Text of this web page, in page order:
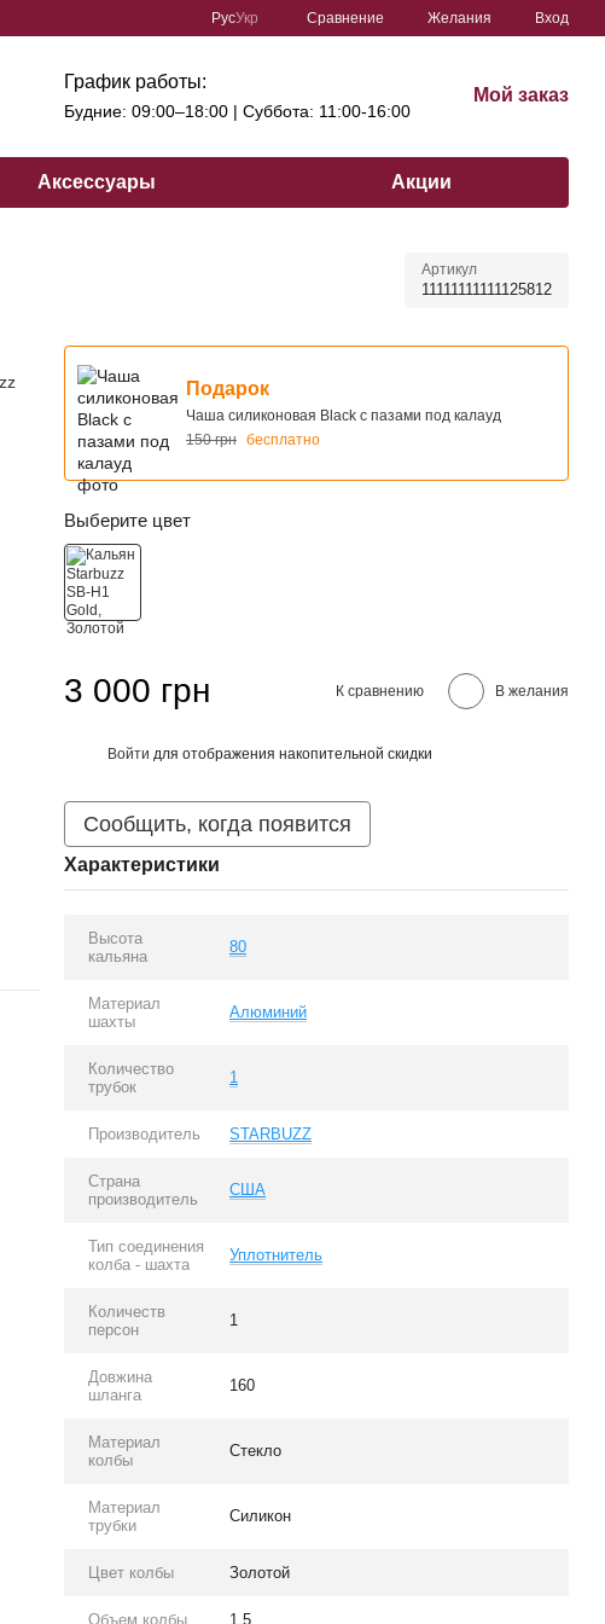
РусУкр Сравнение Желания Вход
График работы:
Будние: 09:00–18:00 | Cуббота: 11:00-16:00
Мой заказ
Аксессуары Акции
Артикул
11111111111125812
Подарок
Чаша силиконовая Black с пазами под калауд
150 грн бесплатно
Выберите цвет
3 000 грн К сравнению В желания
Войти для отображения накопительной скидки
Сообщить, когда появится
Характеристики
Высота
кальяна
80
Материал
шахты
Алюминий
Количество
трубок
1
Производитель STARBUZZ
Страна
производитель
США
Тип соединения
колба - шахта
Уплотнитель
Количеств
персон
1
Довжина
шланга
160
Материал
колбы
Стекло
Материал
трубки
Силикон
Цвет колбы Золотой
Объем колбы 1.5